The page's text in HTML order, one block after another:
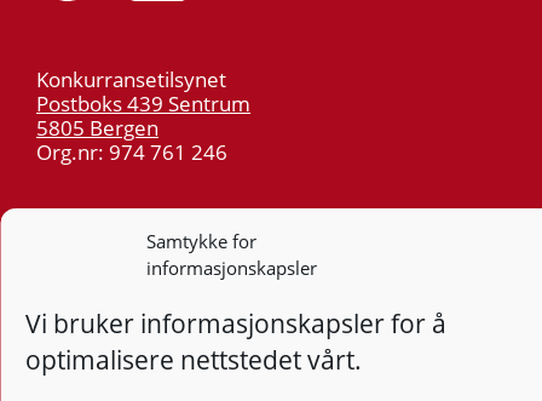
Samtykke for
informasjonskapsler
Vi bruker informasjonskapsler for å
optimalisere nettstedet vårt.
Konkurransetilsynet
Postboks 439 Sentrum
5805 Bergen
Org.nr: 974 761 246
post@kt.no